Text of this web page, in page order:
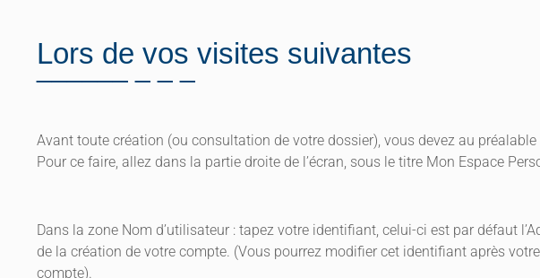
Lors de vos visites suivantes
Avant toute création (ou consultation de votre dossier), vous devez au
Pour ce faire, allez dans la partie droite de l’écran, sous le titre Mon Espace
Dans la zone Nom d’utilisateur : tapez votre identifiant, celui-ci est par défaut
de la création de votre compte. (Vous pourrez modifier cet identifiant après
compte).